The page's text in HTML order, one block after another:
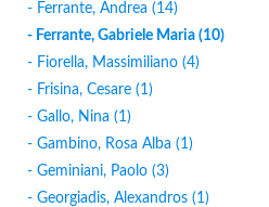
- Ferrante, Andrea (14)
- Ferrante, Gabriele Maria (10)
- Fiorella, Massimiliano (4)
- Frisina, Cesare (1)
- Gallo, Nina (1)
- Gambino, Rosa Alba (1)
- Geminiani, Paolo (3)
- Georgiadis, Alexandros (1)